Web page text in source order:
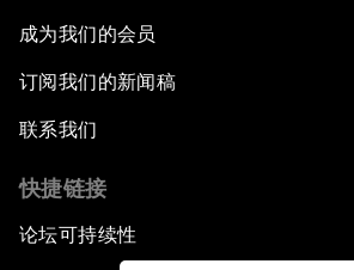
成为我们的会员
订阅我们的新闻稿
联系我们
快捷链接
论坛可持续性